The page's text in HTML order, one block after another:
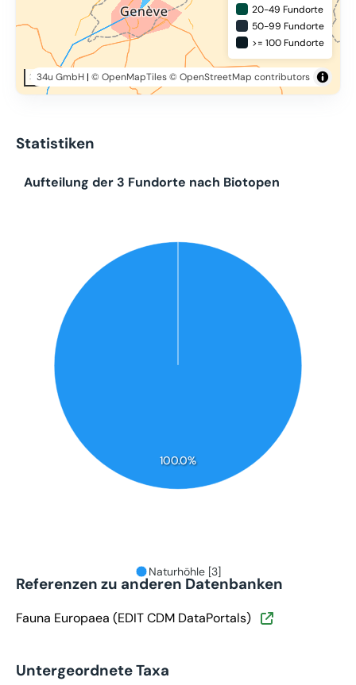
20 km
34u GmbH| © OpenMapTiles© OpenStreetMap contributors
20-49 Fundorte
50-99 Fundorte
>= 100 Fundorte
Statistiken
100.0%
Aufteilung der 3 Fundorte nach Biotopen
Naturhöhle [3]
Referenzen zu anderen Datenbanken
Fauna Europaea (EDIT CDM DataPortals)
Untergeordnete Taxa